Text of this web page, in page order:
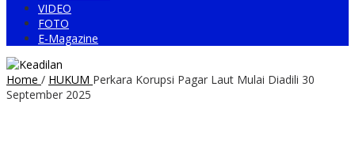
VIDEO
FOTO
E-Magazine
Home / HUKUM Perkara Korupsi Pagar Laut Mulai Diadili 30
September 2025